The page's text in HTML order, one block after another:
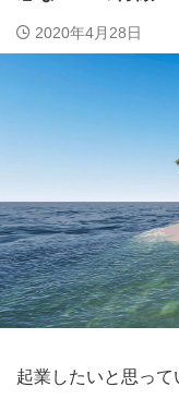
2020年4月28日
起業したいと思っ